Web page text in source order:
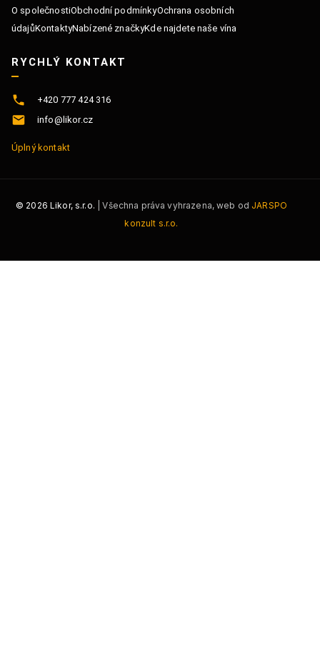
O společnostiObchodní podmínkyOchrana osobních
údajůKontaktyNabízené značkyKde najdete naše vína
RYCHLÝ KONTAKT
+420 777 424 316
info@likor.cz
Úplný kontakt
© 2026 Likor, s.r.o. | Všechna práva vyhrazena, web od JARSPO
konzult s.r.o.